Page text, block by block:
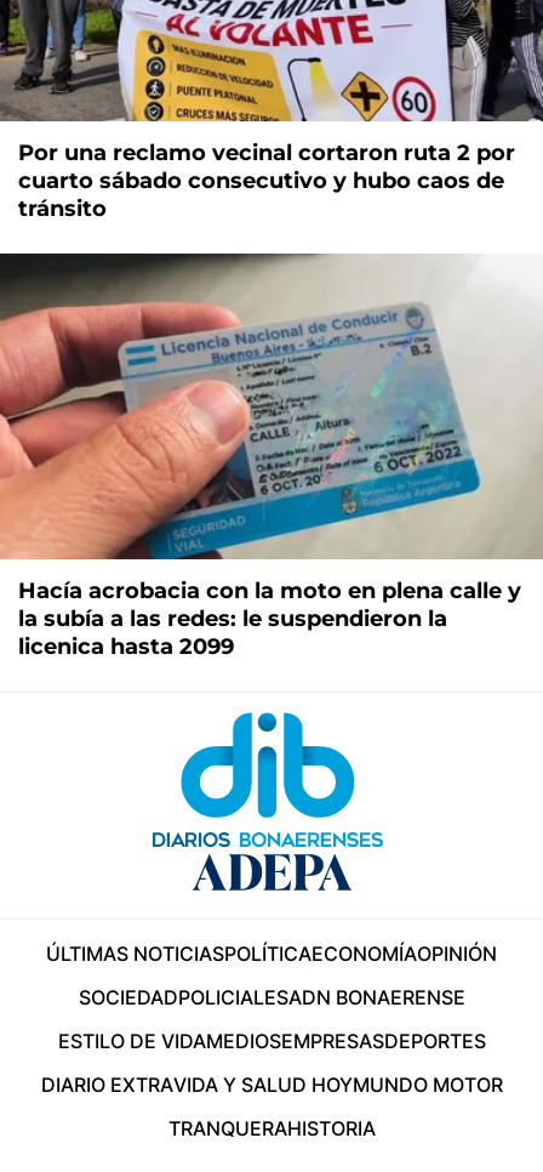
Por una reclamo vecinal cortaron ruta 2 por
cuarto sábado consecutivo y hubo caos de
tránsito
Hacía acrobacia con la moto en plena calle y
la subía a las redes: le suspendieron la
licenica hasta 2099
ÚLTIMAS NOTICIASPOLÍTICAECONOMÍAOPINIÓN
SOCIEDADPOLICIALESADN BONAERENSE
ESTILO DE VIDAMEDIOSEMPRESASDEPORTES
DIARIO EXTRAVIDA Y SALUD HOYMUNDO MOTOR
TRANQUERAHISTORIA